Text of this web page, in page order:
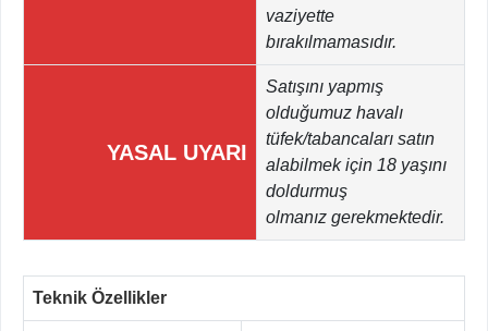
vaziyette
bırakılmamasıdır.
YASAL UYARI
Satışını yapmış
olduğumuz havalı
tüfek/tabancaları satın
alabilmek için 18 yaşını
doldurmuş
olmanız gerekmektedir.
Teknik Özellikler